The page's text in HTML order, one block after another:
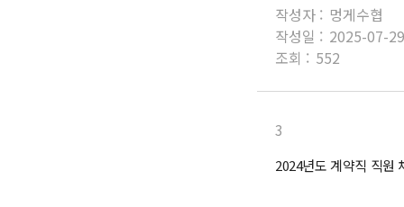
작성자 : 멍게수협
작성일 : 2025-07-29
조회 : 552
3
2024년도 계약직 직원